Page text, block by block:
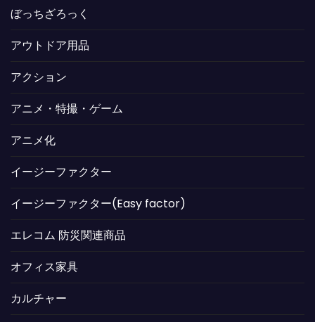
ぼっちざろっく
アウトドア用品
アクション
アニメ・特撮・ゲーム
アニメ化
イージーファクター
イージーファクター(Easy factor)
エレコム 防災関連商品
オフィス家具
カルチャー